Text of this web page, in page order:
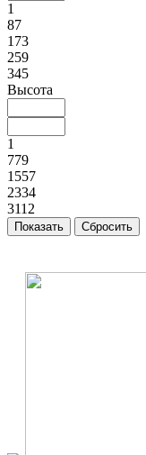
1
87
173
259
345
Высота
1
779
1557
2334
3112